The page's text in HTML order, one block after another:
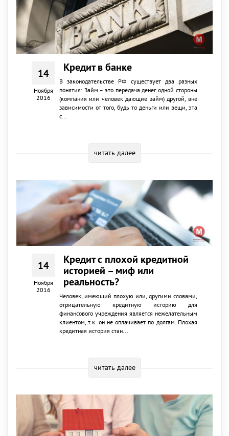
14
Ноября
2016
Кредит в банке
В законодательстве РФ существует два разных
понятия: Займ – это передача денег одной стороны
(компания или человек дающие займ) другой, вне
зависимости от того, будь то деньги или вещи, эта
с...
читать далее
14
Ноября
2016
Кредит с плохой кредитной
историей – миф или
реальность?
Человек, имеющий плохую или, другими словами,
отрицательную кредитную историю для
финансового учреждения является нежелательным
клиентом, т.к. он не оплачивает по долгам. Плохая
кредитная история стан...
читать далее